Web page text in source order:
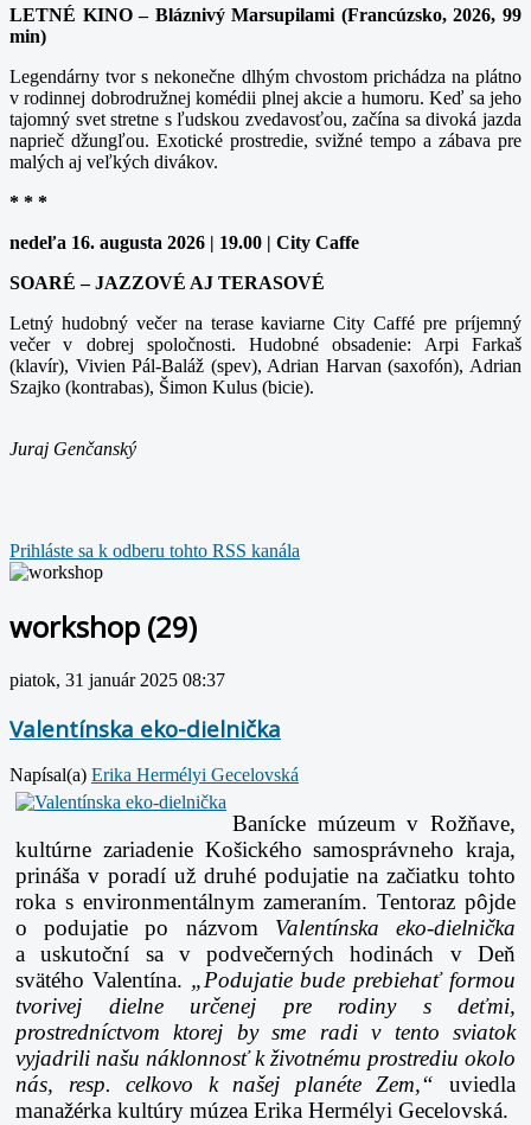
LETNÉ KINO – Bláznivý Marsupilami (Francúzsko, 2026, 99
min)
Legendárny tvor s nekonečne dlhým chvostom prichádza na plátno
v rodinnej dobrodružnej komédii plnej akcie a humoru. Keď sa jeho
tajomný svet stretne s ľudskou zvedavosťou, začína sa divoká jazda
naprieč džungľou. Exotické prostredie, svižné tempo a zábava pre
malých aj veľkých divákov.
* * *
nedeľa 16. augusta 2026 | 19.00 | City Caffe
SOARÉ – JAZZOVÉ AJ TERASOVÉ
Letný hudobný večer na terase kaviarne City Caffé pre príjemný
večer v dobrej spoločnosti. Hudobné obsadenie: Arpi Farkaš
(klavír), Vivien Pál-Baláž (spev), Adrian Harvan (saxofón), Adrian
Szajko (kontrabas), Šimon Kulus (bicie).
Juraj Genčanský
Prihláste sa k odberu tohto RSS kanála
workshop (29)
piatok, 31 január 2025 08:37
Valentínska eko-dielnička
Napísal(a) Erika Hermélyi Gecelovská
Banícke múzeum v Rožňave,
kultúrne zariadenie Košického samosprávneho kraja,
prináša v poradí už druhé podujatie na začiatku tohto
roka s environmentálnym zameraním. Tentoraz pôjde
o podujatie po názvom Valentínska eko-dielnička
a uskutoční sa v podvečerných hodinách v Deň
svätého Valentína. „Podujatie bude prebiehať formou
tvorivej dielne určenej pre rodiny s deťmi,
prostredníctvom ktorej by sme radi v tento sviatok
vyjadrili našu náklonnosť k životnému prostrediu okolo
nás, resp. celkovo k našej planéte Zem,“ uviedla
manažérka kultúry múzea Erika Hermélyi Gecelovská.